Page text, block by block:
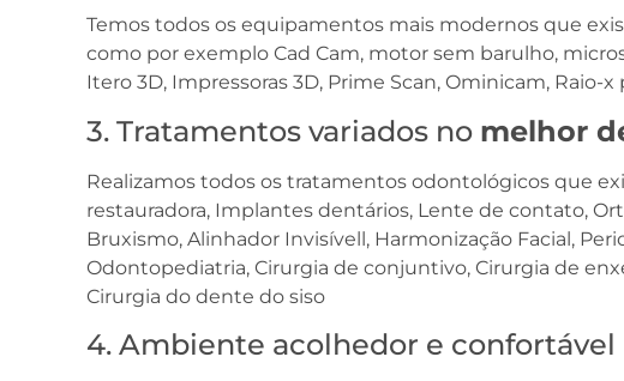
Temos todos os equipamentos mais modernos que
como por exemplo Cad Cam, motor sem barulho,
Itero 3D, Impressoras 3D, Prime Scan, Ominicam, Raio-
3. Tratamentos variados no melhor
Realizamos todos os tratamentos odontológicos que
restauradora, Implantes dentários, Lente de contato,
Bruxismo, Alinhador Invisívell, Harmonização Facial,
Odontopediatria, Cirurgia de conjuntivo, Cirurgia de
Cirurgia do dente do siso
4. Ambiente acolhedor e confortável